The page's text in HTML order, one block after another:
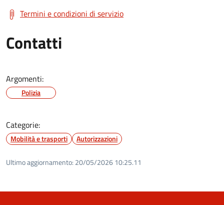
Termini e condizioni di servizio
Contatti
Argomenti:
Polizia
Categorie:
Mobilità e trasporti Autorizzazioni
Ultimo aggiornamento: 20/05/2026 10:25.11